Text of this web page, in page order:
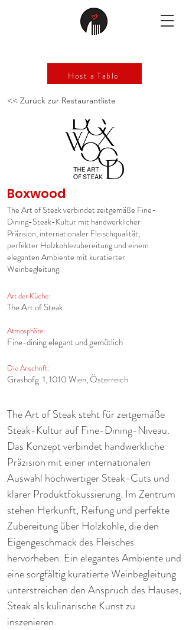
Host a Table
<< Zurück zur Restaurantliste
Boxwood
The Art of Steak verbindet zeitgemäße Fine-
Dining-Steak-Kultur mit handwerklicher
Präzision, internationaler Fleischqualität,
perfekter Holzkohlezubereitung und einem
eleganten Ambiente mit kuratierter
Weinbegleitung.
Art der Küche:
The Art of Steak
Atmosphäre:
Fine-dining elegant und gemütlich
Die Anschrift:
Grashofg. 1, 1010 Wien, Österreich
The Art of Steak steht für zeitgemäße
Steak-Kultur auf Fine-Dining-Niveau.
Das Konzept verbindet handwerkliche
Präzision mit einer internationalen
Auswahl hochwertiger Steak-Cuts und
klarer Produktfokussierung. Im Zentrum
stehen Herkunft, Reifung und perfekte
Zubereitung über Holzkohle, die den
Eigengeschmack des Fleisches
hervorheben. Ein elegantes Ambiente und
eine sorgfältig kuratierte Weinbegleitung
unterstreichen den Anspruch des Hauses,
Steak als kulinarische Kunst zu
inszenieren.